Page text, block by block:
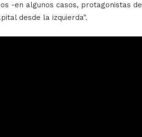
-en algunos casos, protagonistas de
desde la izquierda".